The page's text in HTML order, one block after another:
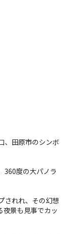
、田原市のシンボ
360度の大パノラ
されれ、その幻想
夜景も見事でカッ